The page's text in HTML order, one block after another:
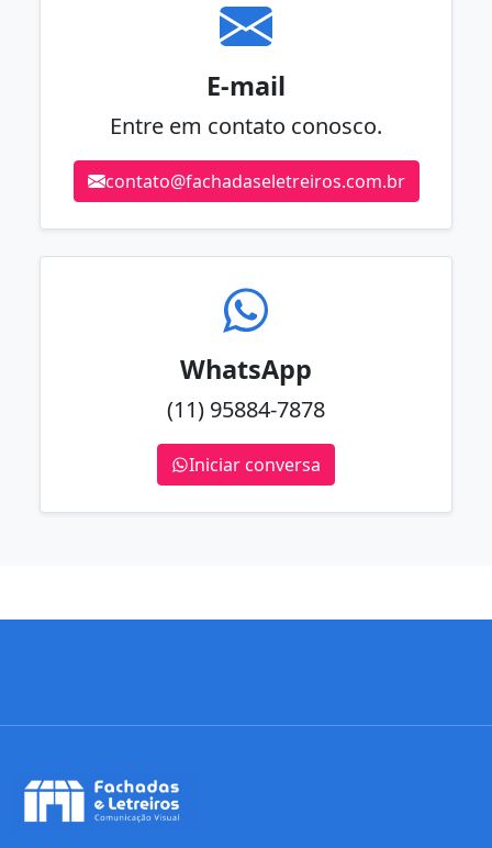
E-mail
Entre em contato conosco.
contato@fachadaseletreiros.com.br
WhatsApp
(11) 95884-7878
Iniciar conversa